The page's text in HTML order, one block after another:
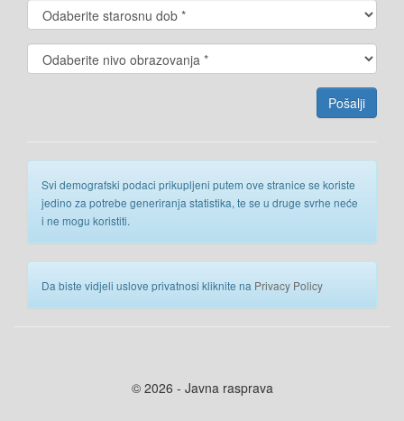
Svi demografski podaci prikupljeni putem ove stranice se koriste
jedino za potrebe generiranja statistika, te se u druge svrhe neće
i ne mogu koristiti.
Da biste vidjeli uslove privatnosi kliknite na Privacy Policy
© 2026 - Javna rasprava